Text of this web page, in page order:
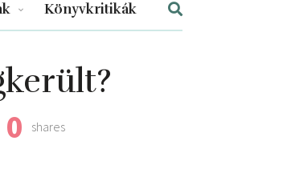
Könyvkritikák
0 shares